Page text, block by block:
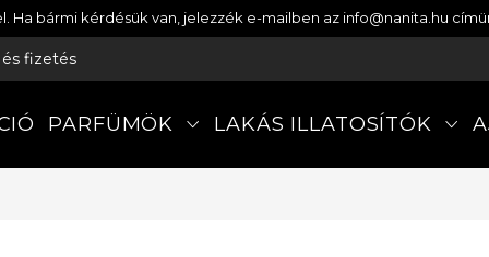
Ha bármi kérdésük van, jelezzék e-mailben az info@nanita.hu
és fizetés
PARFÜMÖK LAKÁS ILLATOSÍTÓK